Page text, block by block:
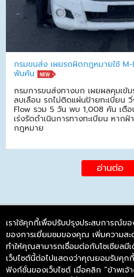
กรมขนส่ง เผยรถผิดกฎหมายใช้
พันคัน
กรมการขนส่งทางบก เผยผลคุมเข้
ลบเลือน รถไม่ติดแผ่นป้ายทะเบียน
Flow รวม 5 วัน พบ 1,008 คัน เตือ
เร่งรัดดำเนินการทางทะเบียน หาก
กฎหมาย
อ่านต่อ
บริษัท ซิมลิงค์ จำกัด
98/226 Bangrakyai-Baanmai Road,
Bangyai, Nonthaburi 11140
เราใช้คุกกี้เพื่อปรับปรุงประสบการณ์ข
ของการเยี่ยมชมของคุณ เพิ่มความสะ
ทำให้คุณสามารถเชื่อมต่อกับโซเชียลมี
เว็บไซต์นี้ต่อไปแสดงว่าคุณยอมรับคุกกี้
ฟังก์ชั่นของเว็บไซต์ เมื่อคลิก “ข้าพเ